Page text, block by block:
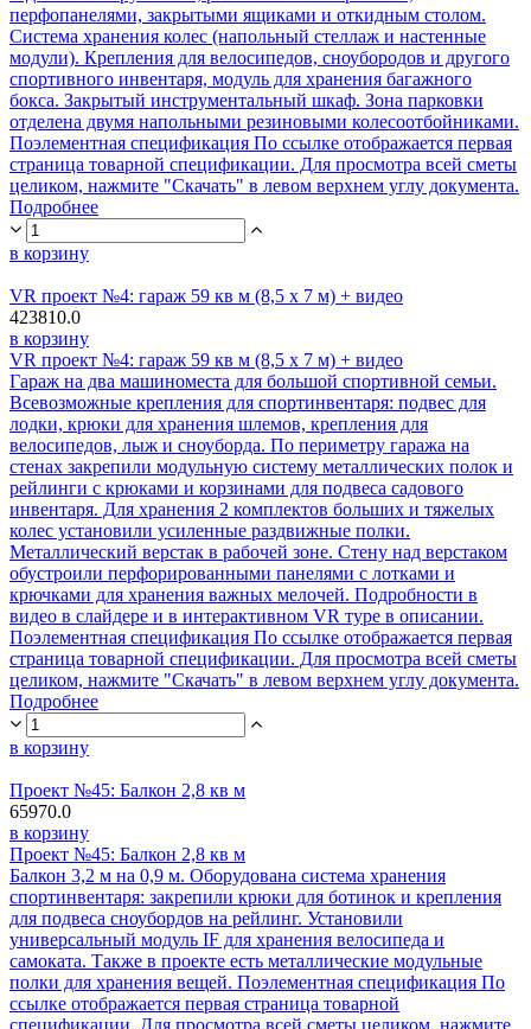
перфопанелями, закрытыми ящиками и откидным столом.
Система хранения колес (напольный стеллаж и настенные
модули). Крепления для велосипедов, сноубородов и другого
спортивного инвентаря, модуль для хранения багажного
бокса. Закрытый инструментальный шкаф. Зона парковки
отделена двумя напольными резиновыми колесоотбойниками.
Поэлементная спецификация По ссылке отображается первая
страница товарной спецификации. Для просмотра всей сметы
целиком, нажмите "Скачать" в левом верхнем углу документа.
Подробнее
в корзину
VR проект №4: гараж 59 кв м (8,5 х 7 м) + видео
423810.0
в корзину
VR проект №4: гараж 59 кв м (8,5 х 7 м) + видео
Гараж на два машиноместа для большой спортивной семьи.
Всевозможные крепления для спортинвентаря: подвес для
лодки, крюки для хранения шлемов, крепления для
велосипедов, лыж и сноуборда. По периметру гаража на
стенах закрепили модульную систему металлических полок и
рейлинги с крюками и корзинами для подвеса садового
инвентаря. Для хранения 2 комплектов больших и тяжелых
колес установили усиленные раздвижные полки.
Металлический верстак в рабочей зоне. Стену над верстаком
обустроили перфорированными панелями с лотками и
крючками для хранения важных мелочей. Подробности в
видео в слайдере и в интерактивном VR туре в описании.
Поэлементная спецификация По ссылке отображается первая
страница товарной спецификации. Для просмотра всей сметы
целиком, нажмите "Скачать" в левом верхнем углу документа.
Подробнее
в корзину
Проект №45: Балкон 2,8 кв м
65970.0
в корзину
Проект №45: Балкон 2,8 кв м
Балкон 3,2 м на 0,9 м. Оборудована система хранения
спортинвентаря: закрепили крюки для ботинок и крепления
для подвеса сноубордов на рейлинг. Установили
универсальный модуль IF для хранения велосипеда и
самоката. Также в проекте есть металлические модульные
полки для хранения вещей. Поэлементная спецификация По
ссылке отображается первая страница товарной
спецификации. Для просмотра всей сметы целиком, нажмите